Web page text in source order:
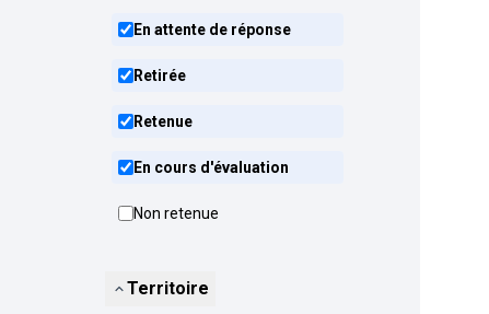
En attente de réponse
Retirée
Retenue
En cours d'évaluation
Non retenue
Territoire